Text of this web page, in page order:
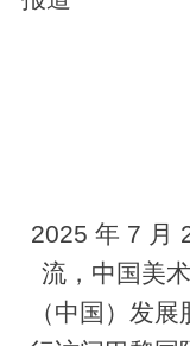
2025 年 7 月
流，中国美
（中国）发